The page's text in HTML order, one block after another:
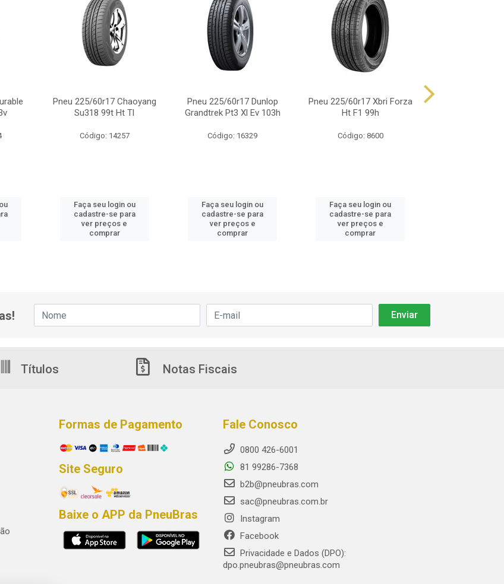
Pneu 225/60r17 Chaoyang
Su318 99t Ht Tl
Código: 14257
Faça seu login ou
cadastre-se para
ver preços e
comprar
Pneu 225/60r17 Dunlop
Grandtrek Pt3 Xl Ev 103h
Código: 16329
Faça seu login ou
cadastre-se para
ver preços e
comprar
Pneu 225/60r17 Xbri Forza
Ht F1 99h
Código: 8600
Faça seu login ou
cadastre-se para
ver preços e
comprar
Títulos Notas Fiscais
Formas de Pagamento
Site Seguro
Baixe o APP da PneuBras
Fale Conosco
0800 426-6001
81 99286-7368
b2b@pneubras.com
sac@pneubras.com.br
Instagram
Facebook
Privacidade e Dados (DPO):
dpo.pneubras@pneubras.com